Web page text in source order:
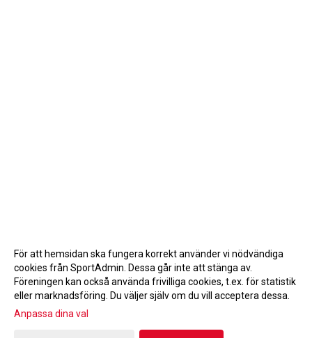
Gå till Webbversion
För att hemsidan ska fungera korrekt använder vi nödvändiga
cookies från SportAdmin. Dessa går inte att stänga av.
Föreningen kan också använda frivilliga cookies, t.ex. för statistik
eller marknadsföring. Du väljer själv om du vill acceptera dessa.
Anpassa dina val